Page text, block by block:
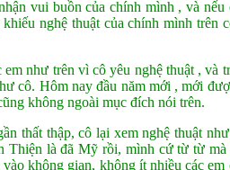
vui buồn của chính mình , và
nghệ thuật của chính mình trên
như trên vì cô yêu nghệ thuật , và
cô. Hôm nay đầu năm mới , mới
không ngoài mục đích nói trên.
thất thập, cô lại xem nghệ thuật
Thiện là đã Mỹ rồi, mình cứ từ từ
không gian, không ít nhiều các